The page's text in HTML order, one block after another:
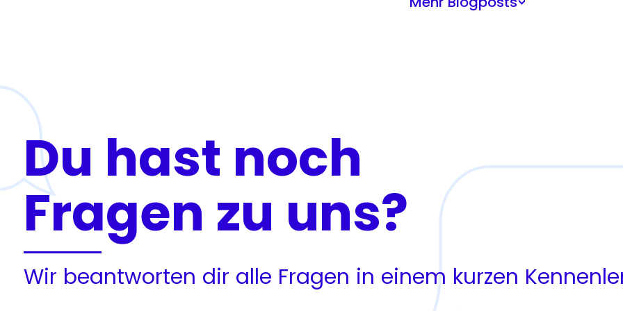
>
Du hast noch
Fragen zu uns?
Wir beantworten dir alle Fragen in einem kurzen